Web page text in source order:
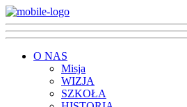
O NAS
Misja
WIZJA
SZKOŁA